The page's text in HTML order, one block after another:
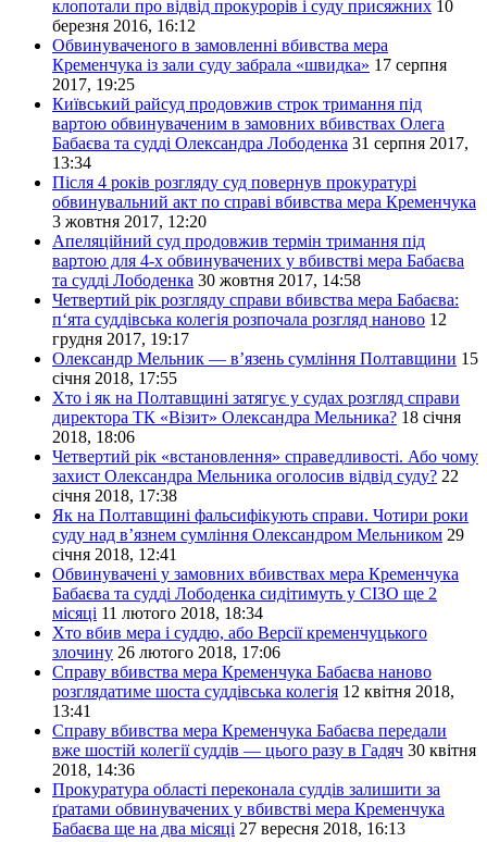
клопотали про відвід прокурорів і суду присяжних 10
березня 2016, 16:12
Обвинуваченого в замовленні вбивства мера
Кременчука із зали суду забрала «швидка» 17 серпня
2017, 19:25
Київський райсуд продовжив строк тримання під
вартою обвинуваченим в замовних вбивствах Олега
Бабаєва та судді Олександра Лободенка 31 серпня 2017,
13:34
Після 4 років розгляду суд повернув прокуратурі
обвинувальний акт по справі вбивства мера Кременчука
3 жовтня 2017, 12:20
Апеляційний суд продовжив термін тримання під
вартою для 4-х обвинувачених у вбивстві мера Бабаєва
та судді Лободенка 30 жовтня 2017, 14:58
Четвертий рік розгляду справи вбивства мера Бабаєва:
п‘ята суддівська колегія розпочала розгляд наново 12
грудня 2017, 19:17
Олександр Мельник — в’язень сумління Полтавщини 15
січня 2018, 17:55
Хто і як на Полтавщині затягує у судах розгляд справи
директора ТК «Візит» Олександра Мельника? 18 січня
2018, 18:06
Четвертий рік «встановлення» справедливості. Або чому
захист Олександра Мельника оголосив відвід суду? 22
січня 2018, 17:38
Як на Полтавщині фальсифікують справи. Чотири роки
суду над в’язнем сумління Олександром Мельником 29
січня 2018, 12:41
Обвинувачені у замовних вбивствах мера Кременчука
Бабаєва та судді Лободенка сидітимуть у СІЗО ще 2
місяці 11 лютого 2018, 18:34
Хто вбив мера і суддю, або Версії кременчуцького
злочину 26 лютого 2018, 17:06
Справу вбивства мера Кременчука Бабаєва наново
розглядатиме шоста суддівська колегія 12 квітня 2018,
13:41
Справу вбивства мера Кременчука Бабаєва передали
вже шостій колегії суддів — цього разу в Гадяч 30 квітня
2018, 14:36
Прокуратура області переконала суддів залишити за
ґратами обвинувачених у вбивстві мера Кременчука
Бабаєва ще на два місяці 27 вересня 2018, 16:13